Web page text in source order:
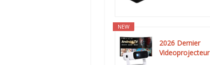
NEW
2026 Dernier
Videoprojecteur